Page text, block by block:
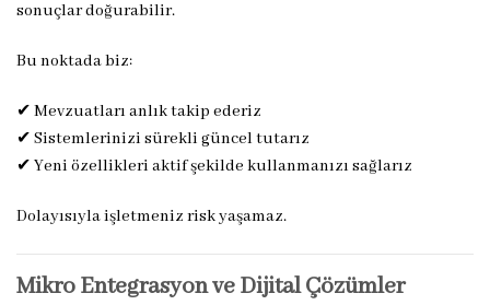
sonuçlar doğurabilir.
Bu noktada biz:
✔ Mevzuatları anlık takip ederiz
✔ Sistemlerinizi sürekli güncel tutarız
✔ Yeni özellikleri aktif şekilde kullanmanızı sağlarız
Dolayısıyla işletmeniz risk yaşamaz.
Mikro Entegrasyon ve Dijital Çözümler